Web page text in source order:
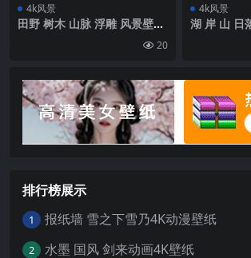
4k风景
田野 树木 山脉 浮雕 风景壁纸
20
4k风景
湖 岸 山 日
排行榜展示
1 报纸墙 雪之下雪乃4K动漫壁纸
2 水墨 国风 剑来动画4K壁纸